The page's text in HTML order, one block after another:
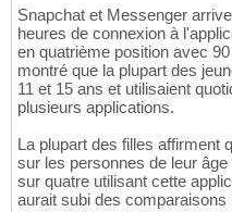
Snapchat et Messenger
heures de connexion à
en quatrième position avec
montré que la plupart des
11 et 15 ans et utilisaient
plusieurs applications.
La plupart des filles affirment
sur les personnes de leur
sur quatre utilisant cette
aurait subi des